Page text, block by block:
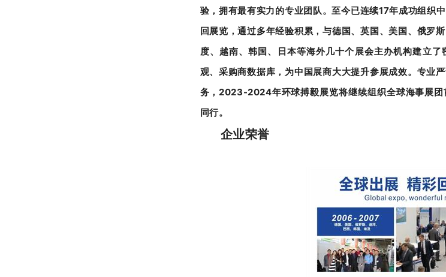
验，拥有最有实力的专业团队。至今已连续17年成功组织
回展览，通过多年经验积累，与德国、英国、美国、俄罗
度、越南、韩国、日本等海外几十个展会主办机构建立
观、采购商数据库，为中国展商大大提升参展成效。专业
务，2023-2024年环球搏毅展览将继续组织全球海事展
同行。
企业荣誉